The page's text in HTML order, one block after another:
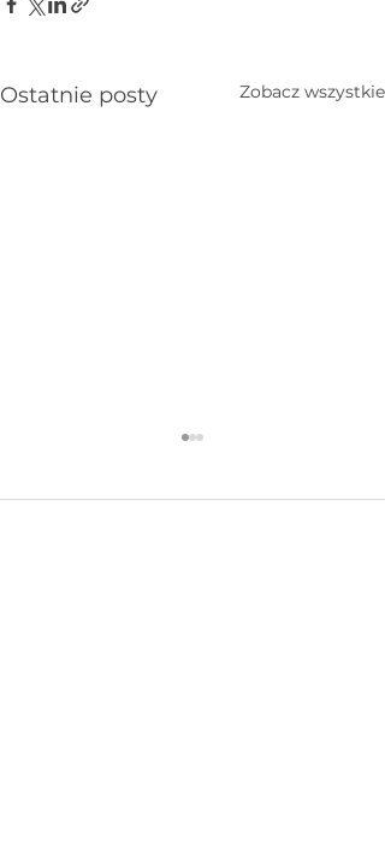
Ostatnie posty Zobacz wszystkie